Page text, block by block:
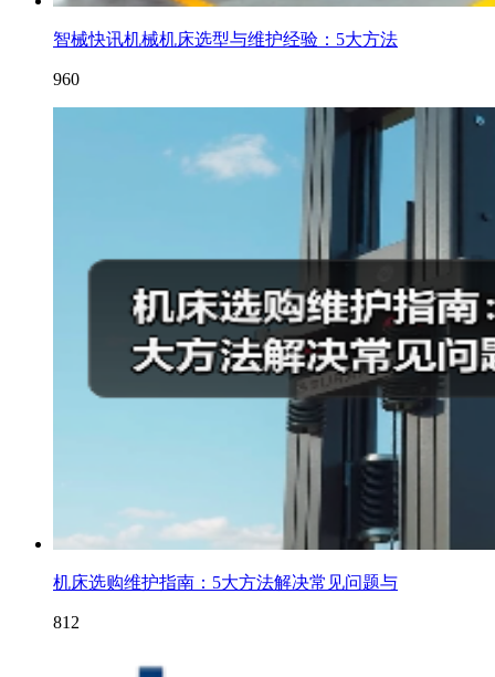
智械快讯机械机床选型与维护经验：5大方法
960
机床选购维护指南：5大方法解决常见问题与
812